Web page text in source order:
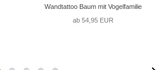
Wandtattoo Baum mit Vogelfamilie
ab 54,95 EUR